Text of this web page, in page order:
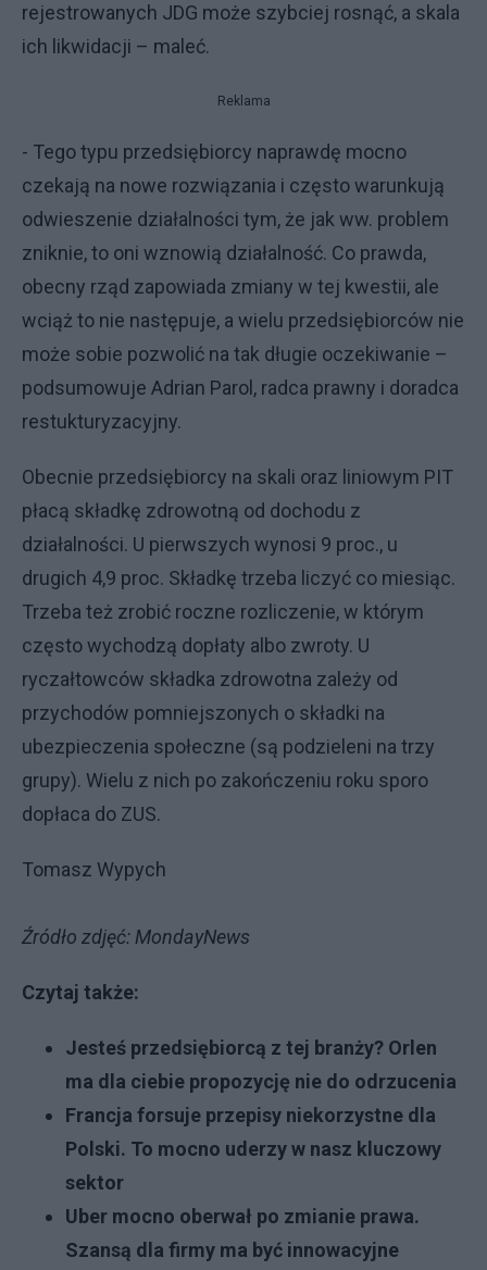
rejestrowanych JDG może szybciej rosnąć, a skala
ich likwidacji – maleć.
Reklama
- Tego typu przedsiębiorcy naprawdę mocno
czekają na nowe rozwiązania i często warunkują
odwieszenie działalności tym, że jak ww. problem
zniknie, to oni wznowią działalność. Co prawda,
obecny rząd zapowiada zmiany w tej kwestii, ale
wciąż to nie następuje, a wielu przedsiębiorców nie
może sobie pozwolić na tak długie oczekiwanie –
podsumowuje Adrian Parol, radca prawny i doradca
restukturyzacyjny.
Obecnie przedsiębiorcy na skali oraz liniowym PIT
płacą składkę zdrowotną od dochodu z
działalności. U pierwszych wynosi 9 proc., u
drugich 4,9 proc. Składkę trzeba liczyć co miesiąc.
Trzeba też zrobić roczne rozliczenie, w którym
często wychodzą dopłaty albo zwroty. U
ryczałtowców składka zdrowotna zależy od
przychodów pomniejszonych o składki na
ubezpieczenia społeczne (są podzieleni na trzy
grupy). Wielu z nich po zakończeniu roku sporo
dopłaca do ZUS.
Tomasz Wypych
Źródło zdjęć: MondayNews
Czytaj także:
Jesteś przedsiębiorcą z tej branży? Orlen
ma dla ciebie propozycję nie do odrzucenia
Francja forsuje przepisy niekorzystne dla
Polski. To mocno uderzy w nasz kluczowy
sektor
Uber mocno oberwał po zmianie prawa.
Szansą dla firmy ma być innowacyjne